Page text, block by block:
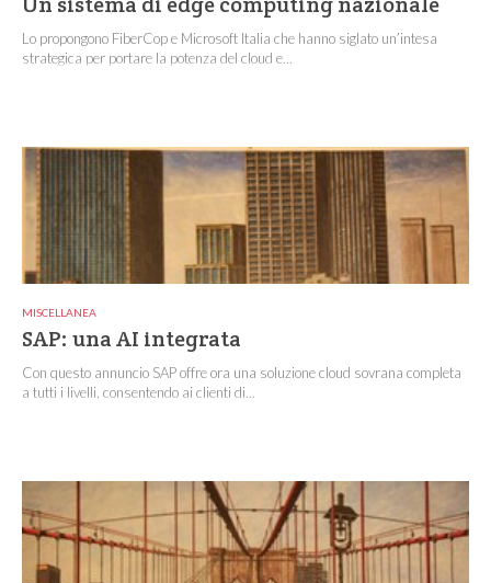
Lo propongono FiberCop e Microsoft Italia che hanno siglato un’intesa
strategica per portare la potenza del cloud e...
MISCELLANEA
SAP: una AI integrata
Con questo annuncio SAP offre ora una soluzione cloud sovrana completa
a tutti i livelli, consentendo ai clienti di...